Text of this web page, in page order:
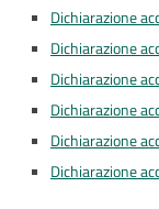
Dichiarazione
Dichiarazione
Dichiarazione
Dichiarazione
Dichiarazione
Dichiarazione